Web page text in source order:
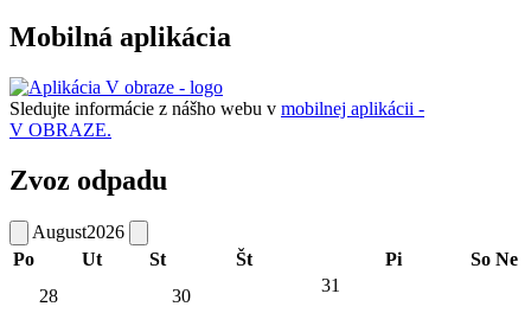
Mobilná aplikácia
Sledujte informácie z nášho webu v mobilnej aplikácii -
V OBRAZE.
Zvoz odpadu
August2026
Po
Ut St Št Pi So Ne
28
30
31